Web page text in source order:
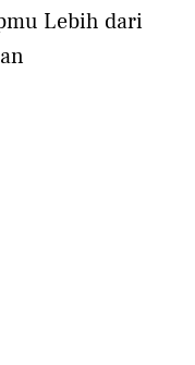
Lebih dari